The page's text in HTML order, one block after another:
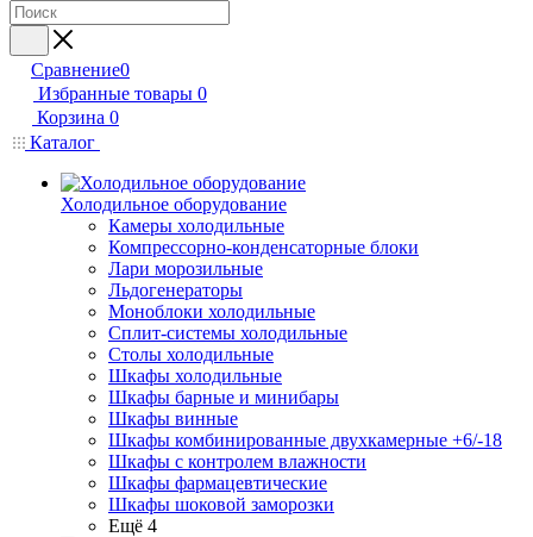
Сравнение0
Избранные товары 0
Корзина 0
Каталог
Холодильное оборудование
Камеры холодильные
Компрессорно-конденсаторные блоки
Лари морозильные
Льдогенераторы
Моноблоки холодильные
Сплит-системы холодильные
Столы холодильные
Шкафы холодильные
Шкафы барные и минибары
Шкафы винные
Шкафы комбинированные двухкамерные +6/-18
Шкафы с контролем влажности
Шкафы фармацевтические
Шкафы шоковой заморозки
Ещё 4